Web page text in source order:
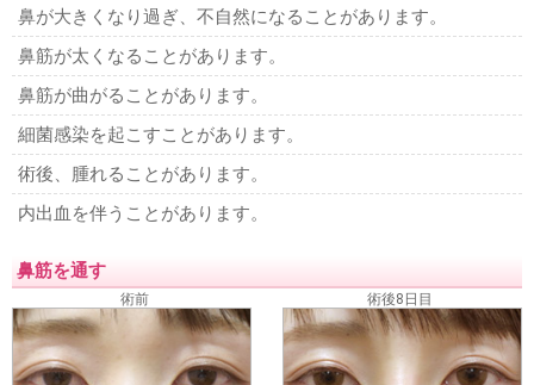
鼻が大きくなり過ぎ、不自然になることがあります。
鼻筋が太くなることがあります。
鼻筋が曲がることがあります。
細菌感染を起こすことがあります。
術後、腫れることがあります。
内出血を伴うことがあります。
鼻筋を通す
術前 術後8日目